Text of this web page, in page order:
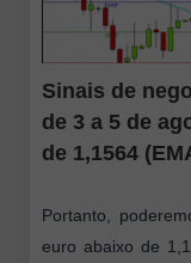
Sinais de
de 3 a 5 de
de 1,1564
Portanto,
euro abaixo de